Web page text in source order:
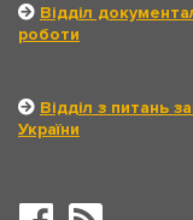
Відділ
роботи
Відділ з питань
України